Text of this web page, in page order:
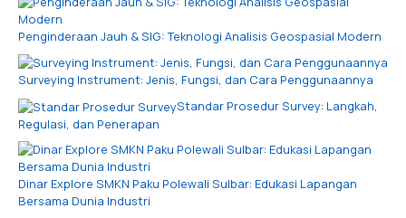
Penginderaan Jauh & SIG: Teknologi Analisis Geospasial Modern
Surveying Instrument: Jenis, Fungsi, dan Cara Penggunaannya
Standar Prosedur Survey: Langkah,
Regulasi, dan Penerapan
Dinar Explore SMKN Paku Polewali Sulbar: Edukasi Lapangan
Bersama Dunia Industri